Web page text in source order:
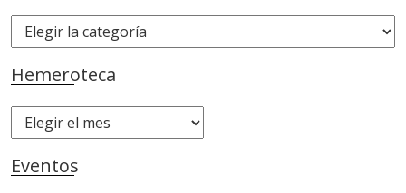
:a
t
e
g
o
r
i
Hemeroteca
e
m
e
Eventos